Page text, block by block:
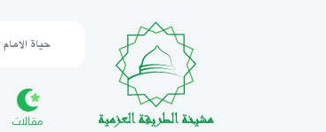
حياة الامام
مقالات